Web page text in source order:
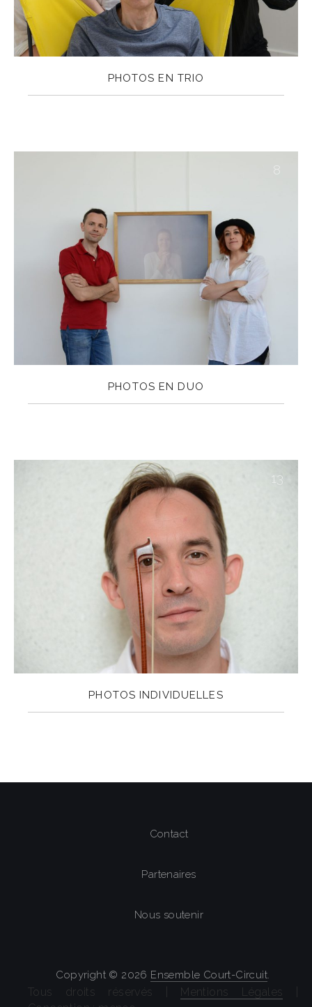
PHOTOS EN TRIO
8
PHOTOS EN DUO
13
PHOTOS INDIVIDUELLES
Copyright © 2026 Ensemble Court-Circuit.
Tous droits réservés | Mentions Légales
Contact
Partenaires
Nous soutenir